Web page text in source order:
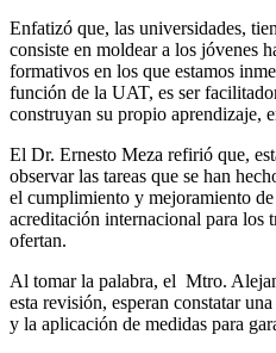
Enfatizó que, las universidades,
consiste en moldear a los jóvenes
formativos en los que estamos
función de la UAT, es ser
construyan su propio aprendizaje,
El Dr. Ernesto Meza refirió que,
observar las tareas que se han
el cumplimiento y mejoramiento
acreditación internacional para los
ofertan.
Al tomar la palabra, el Mtro.
esta revisión, esperan constatar
y la aplicación de medidas para